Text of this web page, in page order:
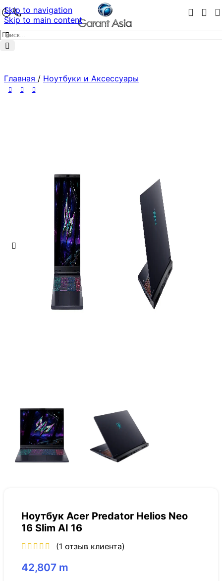
Skip to navigation
Skip to main content
Главная / Ноутбуки и Аксессуары
Ноутбук Acer Predator Helios Neo
16 Slim AI 16
(1 отзыв клиента)
42,807 m